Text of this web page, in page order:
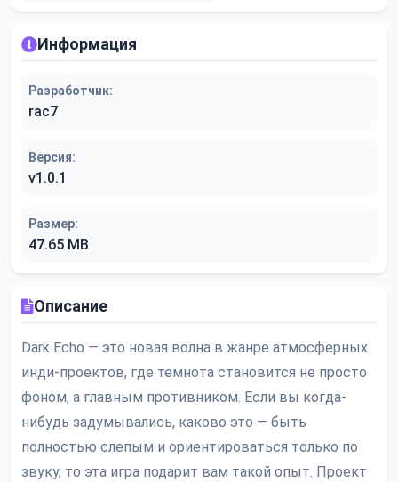
Информация
Разработчик:
rac7
Версия:
v1.0.1
Размер:
47.65 MB
Описание
Dark Echo — это новая волна в жанре атмосферных
инди-проектов, где темнота становится не просто
фоном, а главным противником. Если вы когда-
нибудь задумывались, каково это — быть
полностью слепым и ориентироваться только по
звуку, то эта игра подарит вам такой опыт. Проект